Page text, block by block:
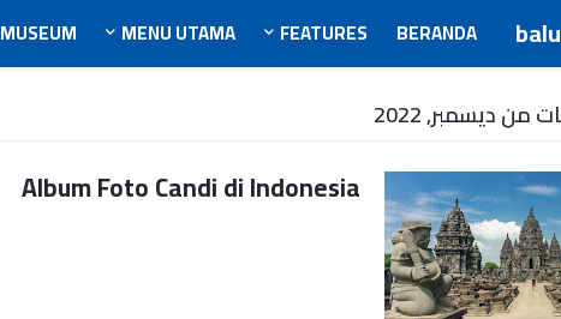
BERANDA
FEATURES
MENU UTAMA
MUSEUM
ديسمبر, 2022
Album Foto Candi di Indonesia